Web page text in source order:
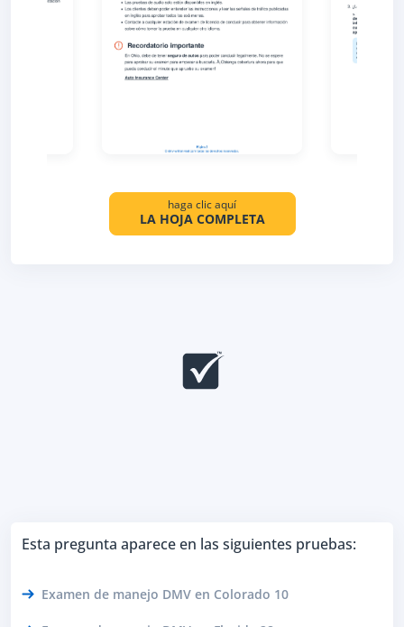
haga clic aquí
LA HOJA COMPLETA
Esta pregunta aparece en las siguientes pruebas:
Examen de manejo DMV en Colorado 10